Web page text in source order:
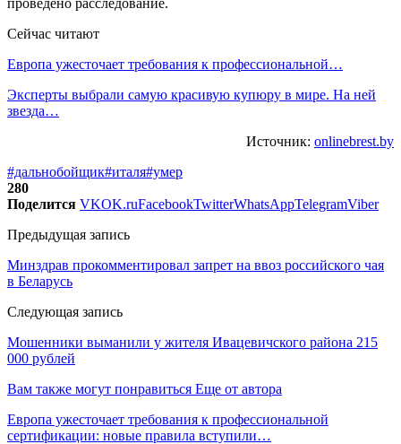
Сейчас читают
Европа ужесточает требования к профессиональной…
Эксперты выбрали самую красивую купюру в мире. На ней
звезда…
Источник: onlinebrest.by
#дальнобойщик#италя#умер
280
Поделится VKOK.ruFacebookTwitterWhatsAppTelegramViber
Предыдущая запись
Минздрав прокомментировал запрет на ввоз российского чая
в Беларусь
Следующая запись
Мошенники выманили у жителя Ивацевичского района 215
000 рублей
Вам также могут понравиться Еще от автора
Европа ужесточает требования к профессиональной
сертификации: новые правила вступили…